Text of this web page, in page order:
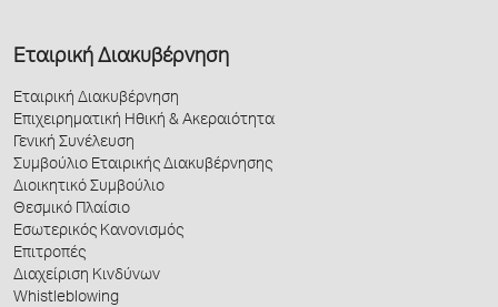
Εταιρική Διακυβέρνηση
Εταιρική Διακυβέρνηση
Επιχειρηματική Ηθική & Ακεραιότητα
Γενική Συνέλευση
Συμβούλιο Εταιρικής Διακυβέρνησης
Διοικητικό Συμβούλιο
Θεσμικό Πλαίσιο
Εσωτερικός Κανονισμός
Επιτροπές
Διαχείριση Κινδύνων
Whistleblowing